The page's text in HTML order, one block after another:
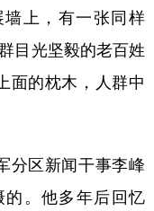
上，有一张同样
目光坚毅的老百姓
面的枕木，人群中
区新闻干事李峰
的。他多年后回忆